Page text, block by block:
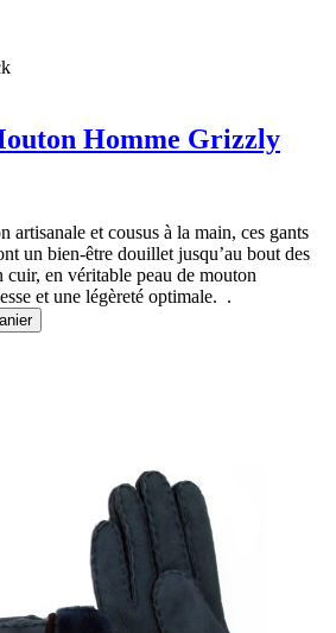
Homme Grizzly
artisanale et cousus à la main, ces gants
un bien-être douillet jusqu’au bout des
en véritable peau de mouton
et une légèreté optimale. .